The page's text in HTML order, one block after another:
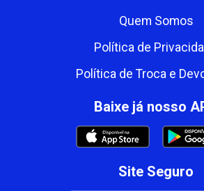
Quem Somos
Política de
Política de Troca e
Baixe já nosso
Site Seguro